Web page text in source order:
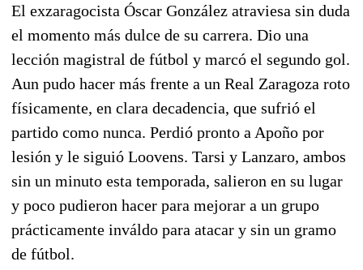
El exzaragocista Óscar González atraviesa sin duda
el momento más dulce de su carrera. Dio una
lección magistral de fútbol y marcó el segundo gol.
Aun pudo hacer más frente a un Real Zaragoza roto
físicamente, en clara decadencia, que sufrió el
partido como nunca. Perdió pronto a Apoño por
lesión y le siguió Loovens. Tarsi y Lanzaro, ambos
sin un minuto esta temporada, salieron en su lugar
y poco pudieron hacer para mejorar a un grupo
prácticamente inváldo para atacar y sin un gramo
de fútbol.